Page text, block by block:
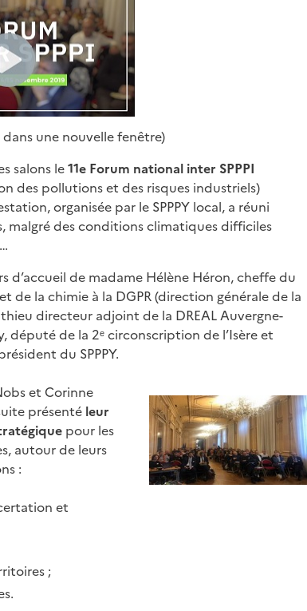
une nouvelle fenêtre)
salons le11e Forum national inter SPPPI
des pollutions et des risques industriels)
organisée par le SPPPY local, a réuni
malgré des conditions climatiques difficiles
d’accueil de madame Hélène Héron, cheffe du
de la chimie à la DGPR (direction générale de la
directeur adjoint de la DREAL Auvergne-
député de la 2ᵉ circonscription de l’Isère et
du SPPPY.
et Corinne
présenté leur
pour les
autour de leurs
:
et
;